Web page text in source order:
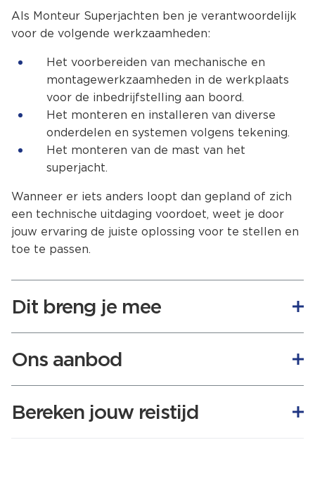
Als Monteur Superjachten ben je verantwoordelijk
voor de volgende werkzaamheden:
Het voorbereiden van mechanische en
montagewerkzaamheden in de werkplaats
voor de inbedrijfstelling aan boord.
Het monteren en installeren van diverse
onderdelen en systemen volgens tekening.
Het monteren van de mast van het
superjacht.
Wanneer er iets anders loopt dan gepland of zich
een technische uitdaging voordoet, weet je door
jouw ervaring de juiste oplossing voor te stellen en
toe te passen.
Dit breng je mee
Werktuigbouw, Mechanische techniek of
van mechanische onderdelen of systemen.
Ons aanbod
Bij Royal Van Lent Shipyard willen we dat jij niet
alleen floreert in je carrière, maar ook geniet van
Bereken jouw reistijd